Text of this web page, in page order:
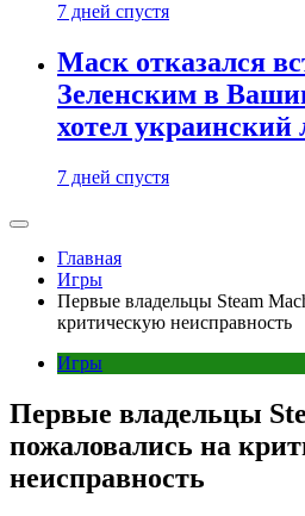
7 дней спустя
Маск отказался
Зеленским в
хотел украинский
7 дней спустя
Главная
Игры
Первые владельцы Steam
критическую неисправность
Игры
Первые владельцы
пожаловались на
неисправность